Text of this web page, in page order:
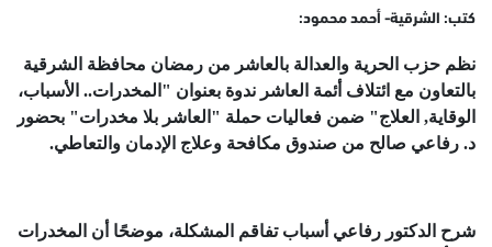
كتب: الشرقية- أحمد محمود:
نظم حزب الحرية والعدالة بالعاشر من رمضان محافظة الشرقية
بالتعاون مع ائتلاف أئمة العاشر ندوة بعنوان "المخدرات.. الأسباب،
الوقاية, العلاج" ضمن فعاليات حملة "العاشر بلا مخدرات" بحضور
د. رفاعي صالح من صندوق مكافحة وعلاج الإدمان والتعاطي.
شرح الدكتور رفاعي أسباب تفاقم المشكلة، موضحًا أن المخدرات